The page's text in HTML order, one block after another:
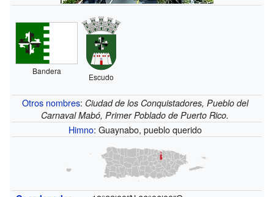
Bandera
Escudo
Otros nombres: Ciudad de los Conquistadores, Pueblo del
Carnaval Mabó, Primer Poblado de Puerto Rico.
Himno: Guaynabo, pueblo querido